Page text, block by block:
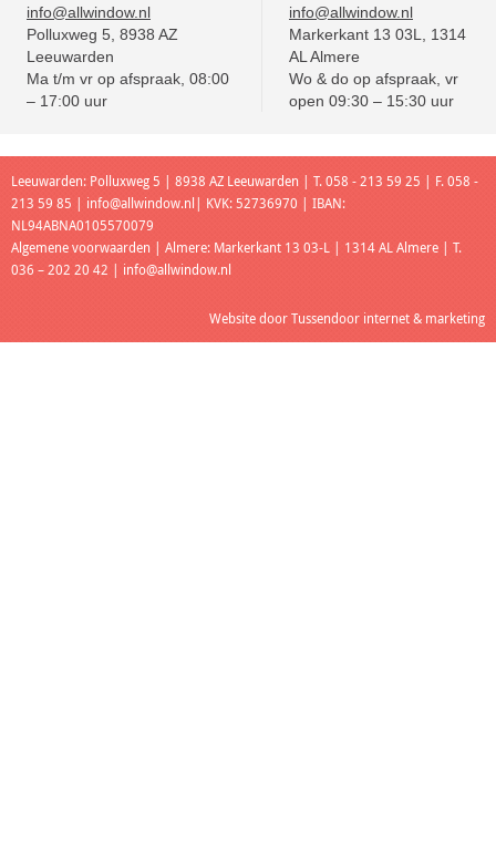
info@allwindow.nl
Polluxweg 5, 8938 AZ
Leeuwarden
Ma t/m vr op afspraak, 08:00
– 17:00 uur
info@allwindow.nl
Markerkant 13 03L, 1314
AL Almere
Wo & do op afspraak, vr
open 09:30 – 15:30 uur
Leeuwarden: Polluxweg 5 | 8938 AZ Leeuwarden | T. 058 - 213 59 25 | F. 058 -
213 59 85 | info@allwindow.nl | KVK: 52736970 | IBAN:
NL94ABNA0105570079
Algemene voorwaarden | Almere: Markerkant 13 03-L | 1314 AL Almere | T.
036 – 202 20 42 | info@allwindow.nl
Website doorTussendoor internet & marketing